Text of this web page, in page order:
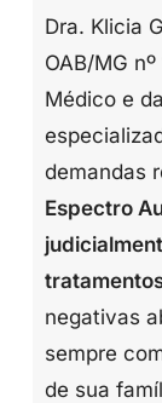
Dra. Klicia
OAB/MG
Médico e
demandas
Espectro
negativas
sempre
de sua